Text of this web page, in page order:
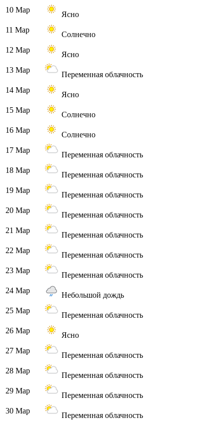
10 Мар
Ясно
11 Мар
Солнечно
12 Мар
Ясно
13 Мар
Переменная облачность
14 Мар
Ясно
15 Мар
Солнечно
16 Мар
Солнечно
17 Мар
Переменная облачность
18 Мар
Переменная облачность
19 Мар
Переменная облачность
20 Мар
Переменная облачность
21 Мар
Переменная облачность
22 Мар
Переменная облачность
23 Мар
Переменная облачность
24 Мар
Небольшой дождь
25 Мар
Переменная облачность
26 Мар
Ясно
27 Мар
Переменная облачность
28 Мар
Переменная облачность
29 Мар
Переменная облачность
30 Мар
Переменная облачность